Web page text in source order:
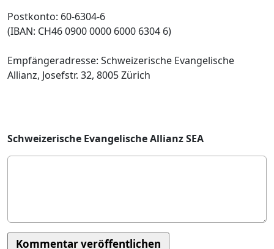
Postkonto: 60-6304-6
(IBAN: CH46 0900 0000 6000 6304 6)
Empfängeradresse: Schweizerische Evangelische
Allianz, Josefstr. 32, 8005 Zürich
Schweizerische Evangelische Allianz SEA